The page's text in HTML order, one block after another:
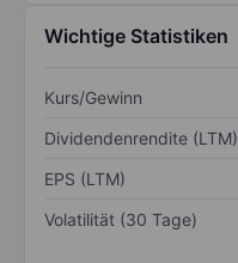
Wichtige Statistiken
Kurs/Gewinn
Dividendenrendite (LTM)
EPS (LTM)
Volatilität (30 Tage)